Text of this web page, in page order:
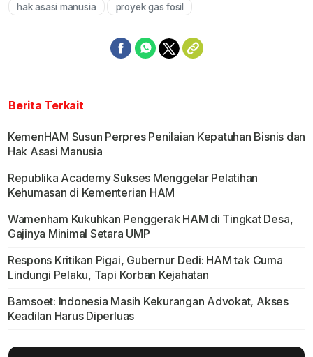
hak asasi manusia proyek gas fosil
Berita Terkait
KemenHAM Susun Perpres Penilaian Kepatuhan Bisnis dan
Hak Asasi Manusia
Republika Academy Sukses Menggelar Pelatihan
Kehumasan di Kementerian HAM
Wamenham Kukuhkan Penggerak HAM di Tingkat Desa,
Gajinya Minimal Setara UMP
Respons Kritikan Pigai, Gubernur Dedi: HAM tak Cuma
Lindungi Pelaku, Tapi Korban Kejahatan
Bamsoet: Indonesia Masih Kekurangan Advokat, Akses
Keadilan Harus Diperluas